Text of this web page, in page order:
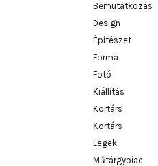
Bemutatkozás
Design
Építészet
Forma
Fotó
Kiállítás
Kortárs
Kortárs
Legek
Műtárgypiac